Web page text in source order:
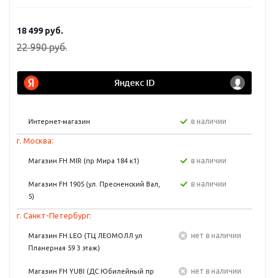
18 499 руб.
22 990руб.
Интернет-магазин в наличии
г. Москва:
Магазин FH MIR (пр Мира 184 к1) в наличии
Магазин FH 1905 (ул. Пресненский Вал,
5)
в наличии
г. Санкт-Петербург:
Магазин FH LEO (ТЦ ЛЕОМОЛЛ ул
Планерная 59 3 этаж)
Нет в наличии
Магазин FH YUBI (ДС Юбилейный пр
Нет в наличии